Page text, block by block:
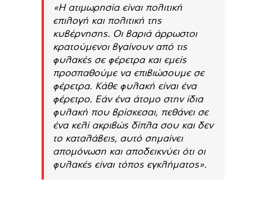
«Η ατιμωρησία είναι πολιτική
επιλογή και πολιτική της
κυβέρνησης. Οι βαριά άρρωστοι
κρατούμενοι βγαίνουν από τις
φυλακές σε φέρετρα και εμείς
προσπαθούμε να επιβιώσουμε σε
φέρετρα. Κάθε φυλακή είναι ένα
φέρετρο. Εάν ένα άτομο στην ίδια
φυλακή που βρίσκεσαι, πεθάνει σε
ένα κελί ακριβώς δίπλα σου και δεν
το καταλάβεις, αυτό σημαίνει
απομόνωση και αποδεικνύει ότι οι
φυλακές είναι τόπος εγκλήματος».